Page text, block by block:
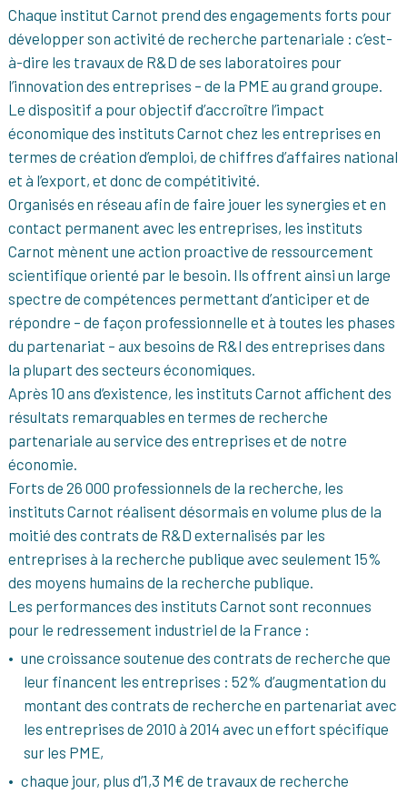
Chaque institut Carnot prend des engagements forts pour
développer son activité de recherche partenariale : c’est-
à-dire les travaux de R&D de ses laboratoires pour
l’innovation des entreprises – de la PME au grand groupe.
Le dispositif a pour objectif d’accroître l’impact
économique des instituts Carnot chez les entreprises en
termes de création d’emploi, de chiffres d’affaires national
et à l’export, et donc de compétitivité.
Organisés en réseau afin de faire jouer les synergies et en
contact permanent avec les entreprises, les instituts
Carnot mènent une action proactive de ressourcement
scientifique orienté par le besoin. Ils offrent ainsi un large
spectre de compétences permettant d’anticiper et de
répondre – de façon professionnelle et à toutes les phases
du partenariat – aux besoins de R&I des entreprises dans
la plupart des secteurs économiques.
Après 10 ans d’existence, les instituts Carnot affichent des
résultats remarquables en termes de recherche
partenariale au service des entreprises et de notre
économie.
Forts de 26 000 professionnels de la recherche, les
instituts Carnot réalisent désormais en volume plus de la
moitié des contrats de R&D externalisés par les
entreprises à la recherche publique avec seulement 15%
des moyens humains de la recherche publique.
Les performances des instituts Carnot sont reconnues
pour le redressement industriel de la France :
une croissance soutenue des contrats de recherche que
leur financent les entreprises : 52% d’augmentation du
montant des contrats de recherche en partenariat avec
les entreprises de 2010 à 2014 avec un effort spécifique
sur les PME,
chaque jour, plus d’1,3 M€ de travaux de recherche